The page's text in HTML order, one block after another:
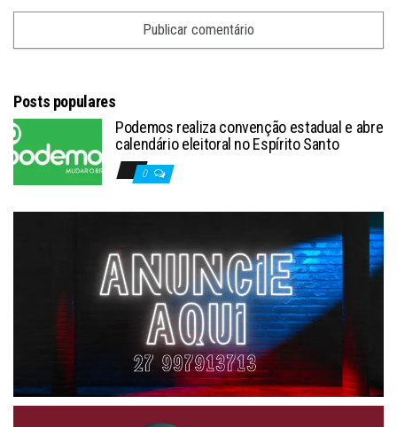
Posts populares
Podemos realiza convenção estadual e abre
calendário eleitoral no Espírito Santo
0